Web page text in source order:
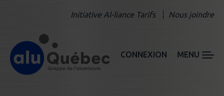
Initiative Al-liance Tarifs Nous joindre
CONNEXION MENU